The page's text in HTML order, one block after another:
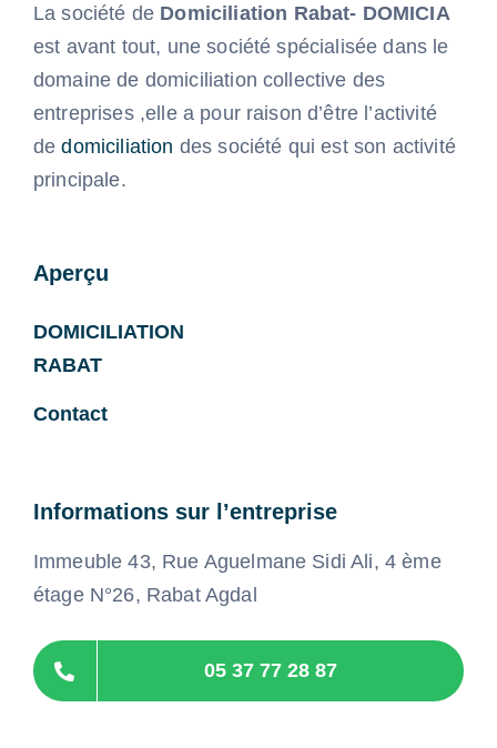
La société de Domiciliation Rabat- DOMICIA
est avant tout, une société spécialisée dans le
domaine de domiciliation collective des
entreprises ,elle a pour raison d’être l’activité
dedomiciliation des société qui est son activité
principale.
Aperçu
DOMICILIATION
RABAT
Contact
Informations sur l’entreprise
Immeuble 43, Rue Aguelmane Sidi Ali, 4 ème
étage N°26, Rabat Agdal
05 37 77 28 87